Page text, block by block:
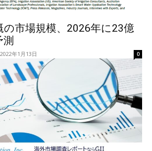
の市場規模、2026年に23億
2022年1月13日 0